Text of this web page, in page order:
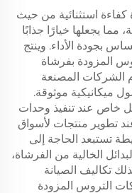
استثنائية من حيث
مما يجعلها خيارًا جذابًا
بجودة الأداء. وينتج
المزودة بفرشاة
الشركات المصنعة
ميكانيكية موثوقة.
خاص عند تنفيذ وحدات
تطوير منتجات لأسواق
تستبعد الحاجة إلى
الخالية من الفرشاة،
تكاليف الصيانة
التروس المزودة